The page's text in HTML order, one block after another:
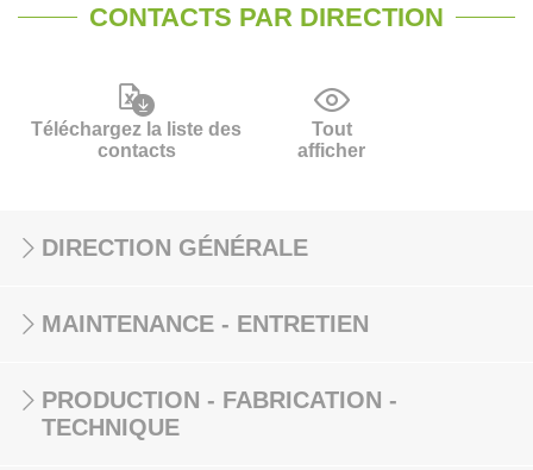
CONTACTS PAR DIRECTION
Téléchargez la liste des
contacts
Tout
afficher
DIRECTION GÉNÉRALE
MAINTENANCE - ENTRETIEN
PRODUCTION - FABRICATION -
TECHNIQUE